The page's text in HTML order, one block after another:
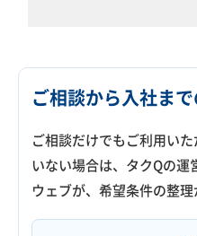
ご相談から入社ま
ご相談だけでもご利用い
いない場合は、タクQの運
ウェブが、希望条件の整理